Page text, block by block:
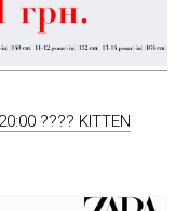
???? KITTEN